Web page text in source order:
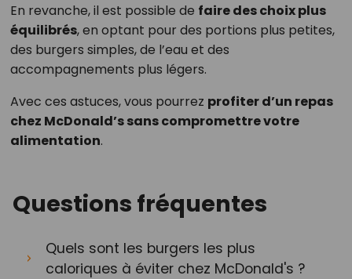
En revanche, il est possible de faire des choix plus
équilibrés, en optant pour des portions plus petites,
des burgers simples, de l’eau et des
accompagnements plus légers.
Avec ces astuces, vous pourrez profiter d’un repas
chez McDonald’s sans compromettre votre
alimentation.
Questions fréquentes
Quels sont les burgers les plus
caloriques à éviter chez McDonald's ?